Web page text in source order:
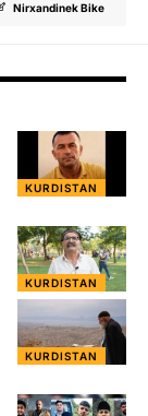
Nirxandinek Bike
KURDISTAN
KURDISTAN
KURDISTAN